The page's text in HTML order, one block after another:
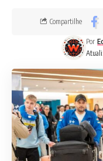
Por
Compartilhe